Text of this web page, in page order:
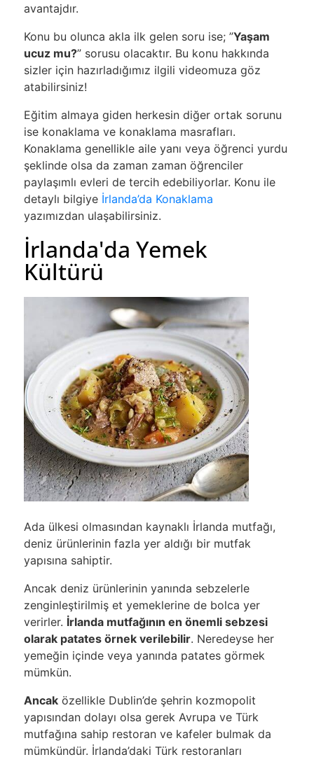
avantajdır.
Konu bu olunca akla ilk gelen soru ise; ”Yaşam
ucuz mu?” sorusu olacaktır. Bu konu hakkında
sizler için hazırladığımız ilgili videomuza göz
atabilirsiniz!
Eğitim almaya giden herkesin diğer ortak sorunu
ise konaklama ve konaklama masrafları.
Konaklama genellikle aile yanı veya öğrenci yurdu
şeklinde olsa da zaman zaman öğrenciler
paylaşımlı evleri de tercih edebiliyorlar. Konu ile
detaylı bilgiye İrlanda’da Konaklama
yazımızdan ulaşabilirsiniz.
İrlanda'da Yemek
Kültürü
Ada ülkesi olmasından kaynaklı İrlanda mutfağı,
deniz ürünlerinin fazla yer aldığı bir mutfak
yapısına sahiptir.
Ancak deniz ürünlerinin yanında sebzelerle
zenginleştirilmiş et yemeklerine de bolca yer
verirler. İrlanda mutfağının en önemli sebzesi
olarak patates örnek verilebilir. Neredeyse her
yemeğin içinde veya yanında patates görmek
mümkün.
Ancak özellikle Dublin’de şehrin kozmopolit
yapısından dolayı olsa gerek Avrupa ve Türk
mutfağına sahip restoran ve kafeler bulmak da
mümkündür. İrlanda’daki Türk restoranları